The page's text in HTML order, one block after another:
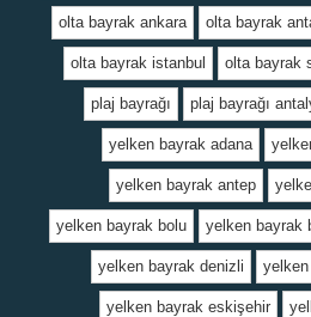
olta bayrak ankara olta bayrak
olta bayrak istanbul olta bayrak
plaj bayrağı plaj bayrağı
yelken bayrak adana
yelken bayrak antep
yelken bayrak bolu yelken bayrak
yelken bayrak denizli yelken
yelken bayrak eskişehir